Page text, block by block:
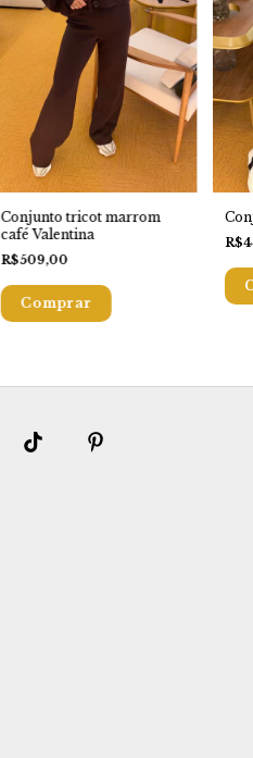
Conjunto tricot marrom
café Valentina
R$509,00